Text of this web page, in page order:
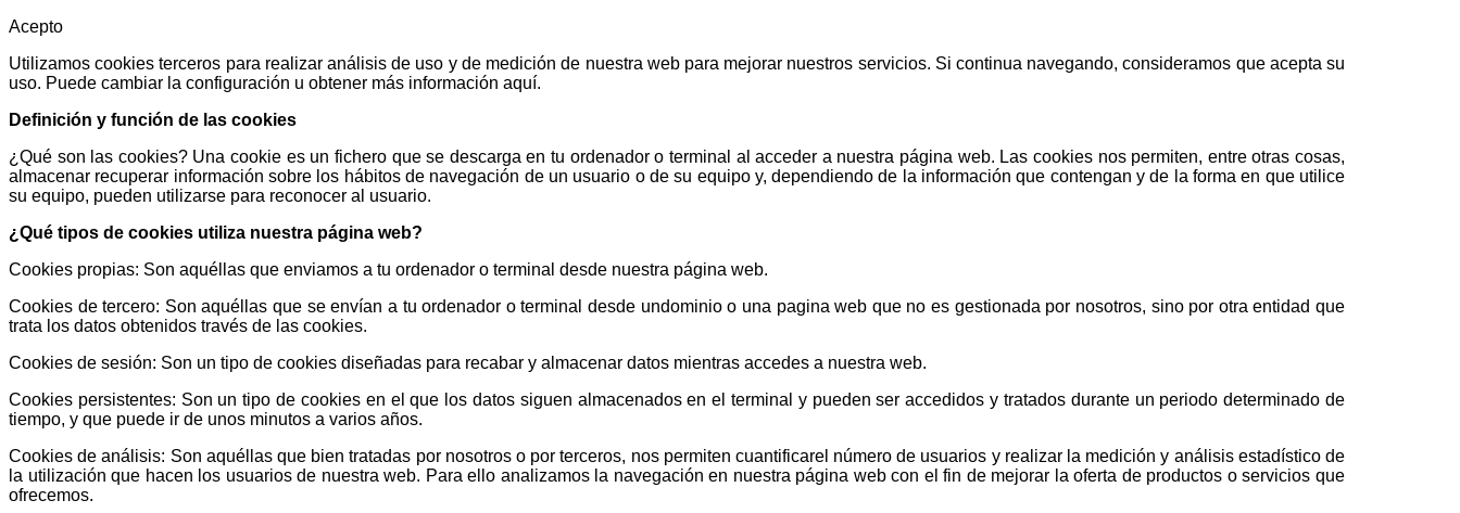
Acepto
Utilizamos cookies terceros para realizar análisis de uso y de medición de nuestra web para mejorar nuestros servicios. Si continua navegando, consideramos que acepta su
uso. Puede cambiar la configuración u obtener más información aquí.
Definición y función de las cookies
¿Qué son las cookies? Una cookie es un fichero que se descarga en tu ordenador o terminal al acceder a nuestra página web. Las cookies nos permiten, entre otras cosas,
almacenar recuperar información sobre los hábitos de navegación de un usuario o de su equipo y, dependiendo de la información que contengan y de la forma en que utilice
su equipo, pueden utilizarse para reconocer al usuario.
¿Qué tipos de cookies utiliza nuestra página web?
Cookies propias: Son aquéllas que enviamos a tu ordenador o terminal desde nuestra página web.
Cookies de tercero: Son aquéllas que se envían a tu ordenador o terminal desde undominio o una pagina web que no es gestionada por nosotros, sino por otra entidad que
trata los datos obtenidos través de las cookies.
Cookies de sesión: Son un tipo de cookies diseñadas para recabar y almacenar datos mientras accedes a nuestra web.
Cookies persistentes: Son un tipo de cookies en el que los datos siguen almacenados en el terminal y pueden ser accedidos y tratados durante un periodo determinado de
tiempo, y que puede ir de unos minutos a varios años.
Cookies de análisis: Son aquéllas que bien tratadas por nosotros o por terceros, nos permiten cuantificarel número de usuarios y realizar la medición y análisis estadístico de
la utilización que hacen los usuarios de nuestra web. Para ello analizamos la navegación en nuestra página web con el fin de mejorar la oferta de productos o servicios que
ofrecemos.